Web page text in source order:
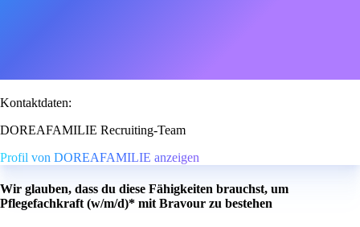
Kontaktdaten:
DOREAFAMILIE Recruiting-Team
Profil von DOREAFAMILIE anzeigen
Wir glauben, dass du diese Fähigkeiten brauchst, um
Pflegefachkraft (w/m/d)* mit Bravour zu bestehen